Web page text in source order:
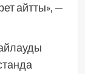
айтты», —